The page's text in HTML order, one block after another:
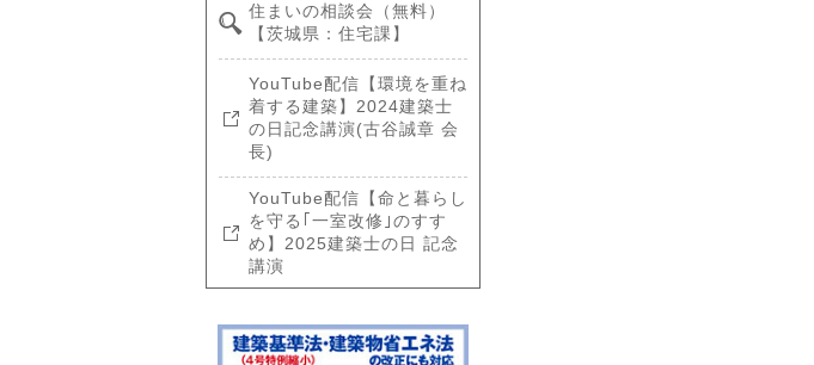
住まいの相談会（無料）
【茨城県：住宅課】
YouTube配信【環境を重ね
着する建築】2024建築士
の日記念講演(古谷誠章 会
長)
YouTube配信【命と暮らし
を守る｢一室改修｣のすす
め】2025建築士の日 記念
講演